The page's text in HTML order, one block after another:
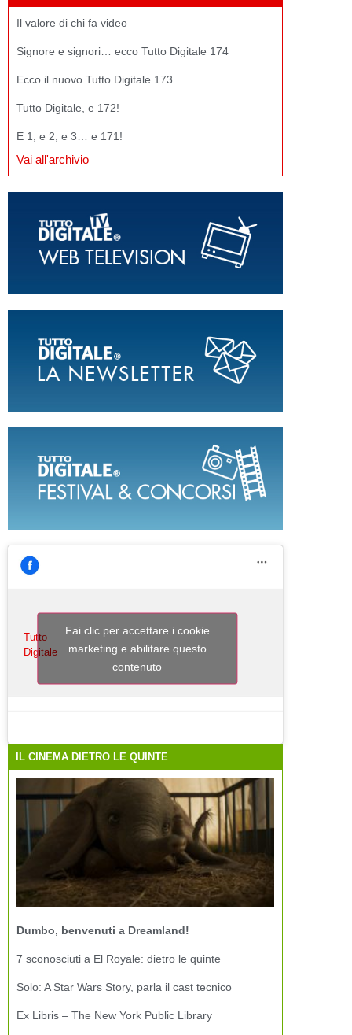
Il valore di chi fa video
Signore e signori… ecco Tutto Digitale 174
Ecco il nuovo Tutto Digitale 173
Tutto Digitale, e 172!
E 1, e 2, e 3… e 171!
Vai all'archivio
Tutto
Digitale
Fai clic per accettare i cookie
marketing e abilitare questo
contenuto
IL CINEMA DIETRO LE QUINTE
Dumbo, benvenuti a Dreamland!
7 sconosciuti a El Royale: dietro le quinte
Solo: A Star Wars Story, parla il cast tecnico
Ex Libris – The New York Public Library